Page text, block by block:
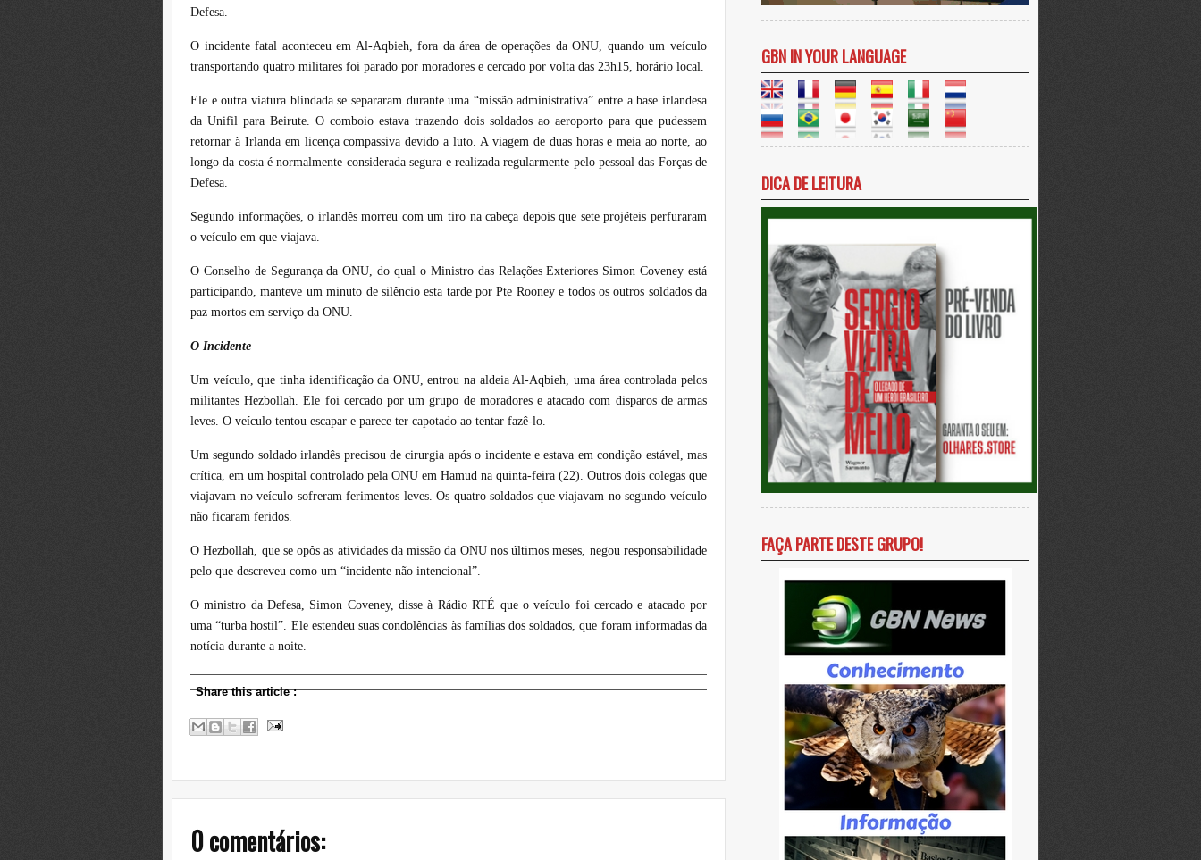
Defesa.
O incidente fatal aconteceu em Al-Aqbieh, fora da área de operações da ONU, quando um veículo
transportando quatro militares foi parado por moradores e cercado por volta das 23h15, horário local.
Ele e outra viatura blindada se separaram durante uma “missão administrativa” entre a base irlandesa
da Unifil para Beirute. O comboio estava trazendo dois soldados ao aeroporto para que pudessem
retornar à Irlanda em licença compassiva devido a luto. A viagem de duas horas e meia ao norte, ao
longo da costa é normalmente considerada segura e realizada regularmente pelo pessoal das Forças de
Defesa.
Segundo informações, o irlandês morreu com um tiro na cabeça depois que sete projéteis perfuraram
o veículo em que viajava.
O Conselho de Segurança da ONU, do qual o Ministro das Relações Exteriores Simon Coveney está
participando, manteve um minuto de silêncio esta tarde por Pte Rooney e todos os outros soldados da
paz mortos em serviço da ONU.
O Incidente
Um veículo, que tinha identificação da ONU, entrou na aldeia Al-Aqbieh, uma área controlada pelos
militantes Hezbollah. Ele foi cercado por um grupo de moradores e atacado com disparos de armas
leves. O veículo tentou escapar e parece ter capotado ao tentar fazê-lo.
Um segundo soldado irlandês precisou de cirurgia após o incidente e estava em condição estável, mas
crítica, em um hospital controlado pela ONU em Hamud na quinta-feira (22). Outros dois colegas que
viajavam no veículo sofreram ferimentos leves. Os quatro soldados que viajavam no segundo veículo
não ficaram feridos.
O Hezbollah, que se opôs as atividades da missão da ONU nos últimos meses, negou responsabilidade
pelo que descreveu como um “incidente não intencional”.
O ministro da Defesa, Simon Coveney, disse à Rádio RTÉ que o veículo foi cercado e atacado por
uma “turba hostil”. Ele estendeu suas condolências às famílias dos soldados, que foram informadas da
notícia durante a noite.
Share this article:
0 comentários:
GBN IN YOUR LANGUAGE
DICA DE LEITURA
FAÇA PARTE DESTE GRUPO!